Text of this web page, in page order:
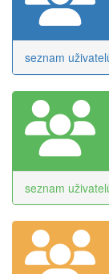
seznam
seznam